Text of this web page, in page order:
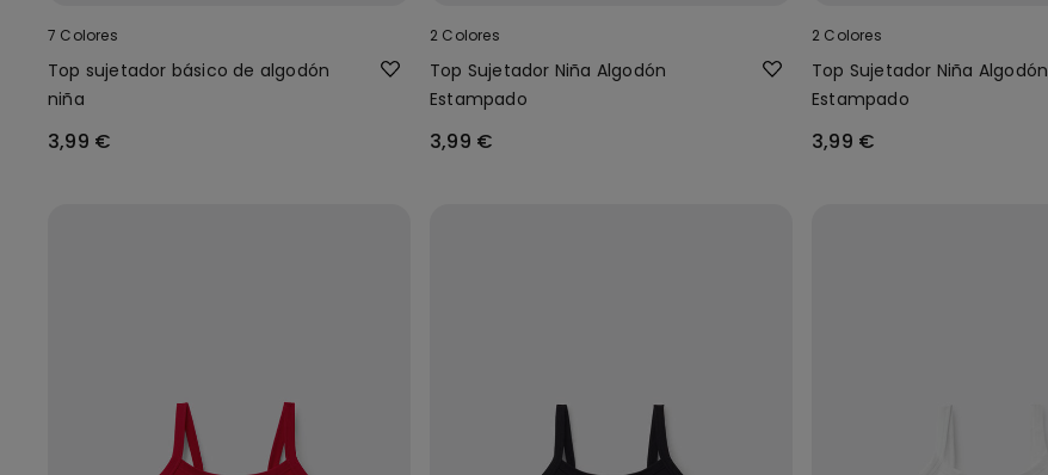
7 Colores
Top sujetador básico de algodón
niña
3,99 €
2 Colores
Top Sujetador Niña Algodón
Estampado
3,99 €
2 Colores
Top Sujetador Niña Algodón
Estampado
3,99 €